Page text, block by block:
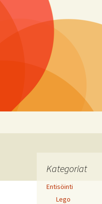
Kategoriat
Entisöinti
Lego